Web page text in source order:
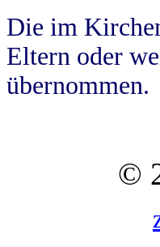
Die im
Eltern oder
übernommen.
©